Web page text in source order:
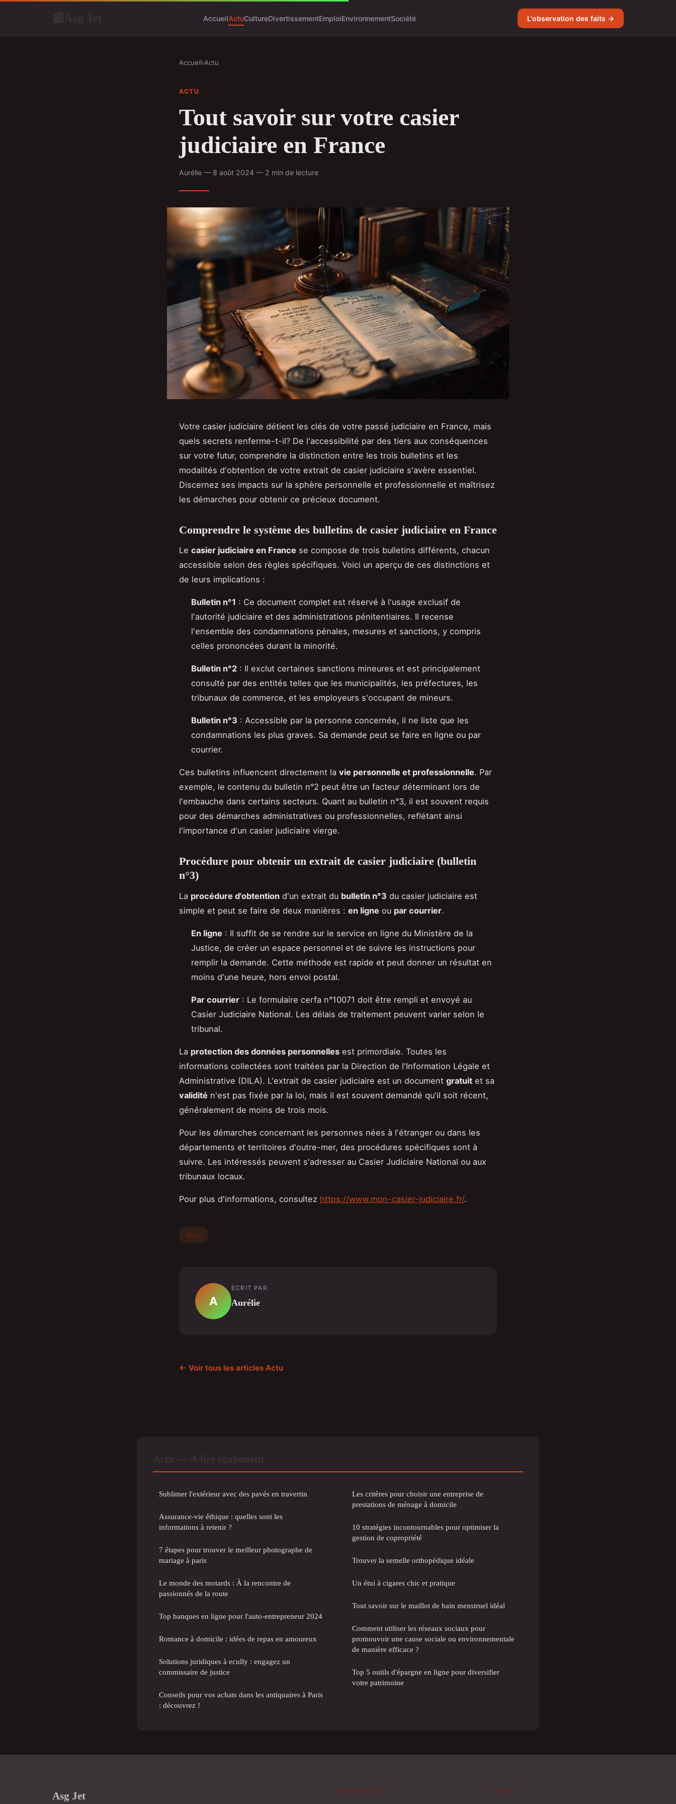
AccueilActuCultureDivertissementEmploiEnvironnementSociété L'observation des faits →
Accueil›Actu
ACTU
Tout savoir sur votre casier
judiciaire en France
Aurélie — 8 août 2024 — 2 min de lecture
Votre casier judiciaire détient les clés de votre passé judiciaire en France, mais
quels secrets renferme-t-il? De l'accessibilité par des tiers aux conséquences
sur votre futur, comprendre la distinction entre les trois bulletins et les
modalités d'obtention de votre extrait de casier judiciaire s'avère essentiel.
Discernez ses impacts sur la sphère personnelle et professionnelle et maîtrisez
les démarches pour obtenir ce précieux document.
Comprendre le système des bulletins de casier judiciaire en France
Le casier judiciaire en France se compose de trois bulletins différents, chacun
accessible selon des règles spécifiques. Voici un aperçu de ces distinctions et
de leurs implications :
Bulletin n°1 : Ce document complet est réservé à l'usage exclusif de
l'autorité judiciaire et des administrations pénitentiaires. Il recense
l'ensemble des condamnations pénales, mesures et sanctions, y compris
celles prononcées durant la minorité.
Bulletin n°2 : Il exclut certaines sanctions mineures et est principalement
consulté par des entités telles que les municipalités, les préfectures, les
tribunaux de commerce, et les employeurs s'occupant de mineurs.
Bulletin n°3 : Accessible par la personne concernée, il ne liste que les
condamnations les plus graves. Sa demande peut se faire en ligne ou par
courrier.
Ces bulletins influencent directement la vie personnelle et professionnelle. Par
exemple, le contenu du bulletin n°2 peut être un facteur déterminant lors de
l'embauche dans certains secteurs. Quant au bulletin n°3, il est souvent requis
pour des démarches administratives ou professionnelles, reflétant ainsi
l'importance d'un casier judiciaire vierge.
Procédure pour obtenir un extrait de casier judiciaire (bulletin
n°3)
La procédure d'obtention d'un extrait du bulletin n°3 du casier judiciaire est
simple et peut se faire de deux manières : en ligne ou par courrier.
En ligne : Il suffit de se rendre sur le service en ligne du Ministère de la
Justice, de créer un espace personnel et de suivre les instructions pour
remplir la demande. Cette méthode est rapide et peut donner un résultat en
moins d'une heure, hors envoi postal.
Par courrier : Le formulaire cerfa n°10071 doit être rempli et envoyé au
Casier Judiciaire National. Les délais de traitement peuvent varier selon le
tribunal.
La protection des données personnelles est primordiale. Toutes les
informations collectées sont traitées par la Direction de l'Information Légale et
Administrative (DILA). L'extrait de casier judiciaire est un document gratuit et sa
validité n'est pas fixée par la loi, mais il est souvent demandé qu'il soit récent,
généralement de moins de trois mois.
Pour les démarches concernant les personnes nées à l'étranger ou dans les
départements et territoires d'outre-mer, des procédures spécifiques sont à
suivre. Les intéressés peuvent s'adresser au Casier Judiciaire National ou aux
tribunaux locaux.
Pour plus d'informations, consultez https://www.mon-casier-judiciaire.fr/.
Actu
A
ECRIT PAR
Aurélie
← Voir tous les articles Actu
Sublimer l'extérieur avec des pavés en travertin
Assurance-vie éthique : quelles sont les
informations à retenir ?
7 étapes pour trouver le meilleur photographe de
mariage à paris
Le monde des motards : À la rencontre de
passionnés de la route
Top banques en ligne pour l'auto-entrepreneur 2024
Romance à domicile : idées de repas en amoureux
Solutions juridiques à ecully : engagez un
commissaire de justice
Conseils pour vos achats dans les antiquaires à Paris
: découvrez !
Les critères pour choisir une entreprise de
prestations de ménage à domicile
10 stratégies incontournables pour optimiser la
gestion de copropriété
Trouver la semelle orthopédique idéale
Un étui à cigares chic et pratique
Tout savoir sur le maillot de bain menstruel idéal
Comment utiliser les réseaux sociaux pour
promouvoir une cause sociale ou environnementale
de manière efficace ?
Top 5 outils d'épargne en ligne pour diversifier
votre patrimoine
Asg Jet NAVIGATION LÉGAL